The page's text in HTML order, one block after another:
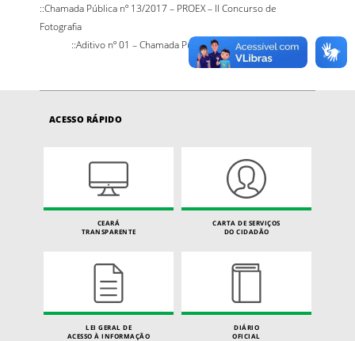
::Chamada Pública nº 13/2017 – PROEX – II Concurso de
Fotografia
::Aditivo nº 01 – Chamada Pública nº 13/2017 – PROEX
ACESSO RÁPIDO
CEARÁ
TRANSPARENTE
CARTA DE SERVIÇOS
DO CIDADÃO
LEI GERAL DE
ACESSO À INFORMAÇÃO
DIÁRIO
OFICIAL